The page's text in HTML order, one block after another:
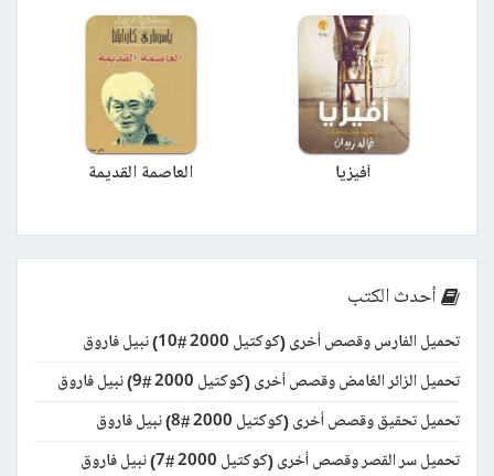
أفيزيا العاصمة القديمة
أحدث الكتب
تحميل الفارس وقصص أخرى (كوكتيل 2000 #10) نبيل فاروق
تحميل الزائر الغامض وقصص أخرى (كوكتيل 2000 #9) نبيل فاروق
تحميل تحقيق وقصص أخرى (كوكتيل 2000 #8) نبيل فاروق
تحميل سر القصر وقصص أخرى (كوكتيل 2000 #7) نبيل فاروق